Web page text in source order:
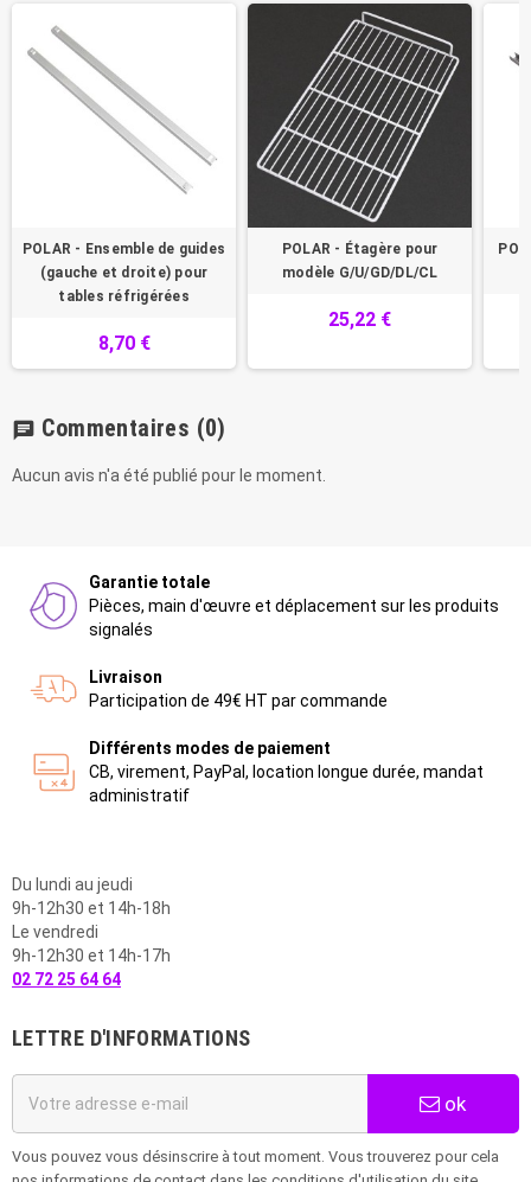
POLAR - Ensemble de guides
(gauche et droite) pour
tables réfrigérées
8,70 €
POLAR - Étagère pour
modèle G/U/GD/DL/CL
25,22 €
chat Commentaires (0)
Aucun avis n'a été publié pour le moment.
Garantie totale
Pièces, main d'œuvre et déplacement sur les produits
signalés
Livraison
Participation de 49€ HT par commande
Différents modes de paiement
CB, virement, PayPal, location longue durée, mandat
administratif
Du lundi au jeudi
9h-12h30 et 14h-18h
Le vendredi
9h-12h30 et 14h-17h
02 72 25 64 64
LETTRE D'INFORMATIONS
ok
Vous pouvez vous désinscrire à tout moment. Vous trouverez pour cela